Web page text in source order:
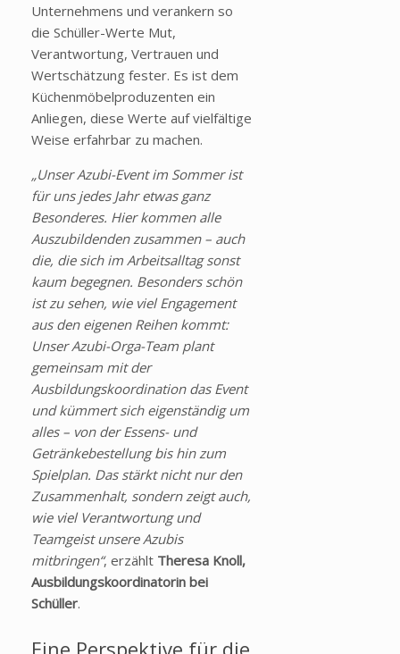
Unternehmens und verankern so
die Schüller-Werte Mut,
Verantwortung, Vertrauen und
Wertschätzung fester. Es ist dem
Küchenmöbelproduzenten ein
Anliegen, diese Werte auf vielfältige
Weise erfahrbar zu machen.
„Unser Azubi-Event im Sommer ist
für uns jedes Jahr etwas ganz
Besonderes. Hier kommen alle
Auszubildenden zusammen – auch
die, die sich im Arbeitsalltag sonst
kaum begegnen. Besonders schön
ist zu sehen, wie viel Engagement
aus den eigenen Reihen kommt:
Unser Azubi-Orga-Team plant
gemeinsam mit der
Ausbildungskoordination das Event
und kümmert sich eigenständig um
alles – von der Essens- und
Getränkebestellung bis hin zum
Spielplan. Das stärkt nicht nur den
Zusammenhalt, sondern zeigt auch,
wie viel Verantwortung und
Teamgeist unsere Azubis
mitbringen“, erzählt Theresa Knoll,
Ausbildungskoordinatorin bei
Schüller.
Eine Perspektive für die